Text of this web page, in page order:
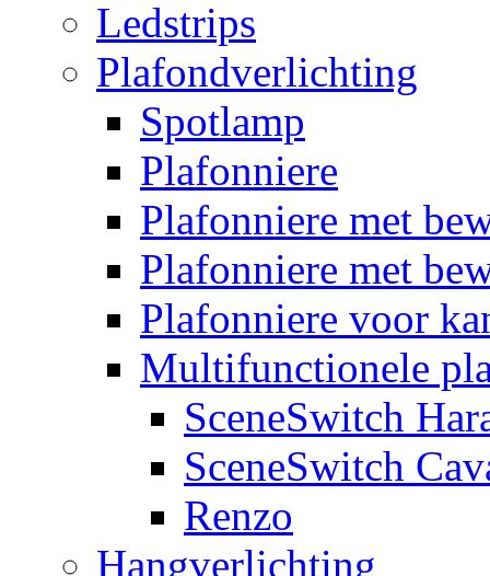
Ledstrips
Plafondverlichting
Spotlamp
Plafonniere
Plafonniere met
Plafonniere met
Plafonniere voor
Multifunctionele
SceneSwitch
SceneSwitch
Renzo
Hangverlichting